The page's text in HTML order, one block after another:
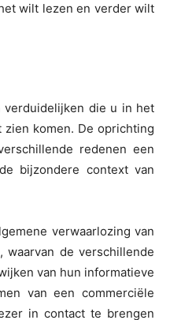
wilt lezen en verder wilt
die u in het
komen. De oprichting
redenen een
bijzondere context van
verwaarlozing van
waarvan de verschillende
van hun informatieve
van een commerciële
in contact te brengen